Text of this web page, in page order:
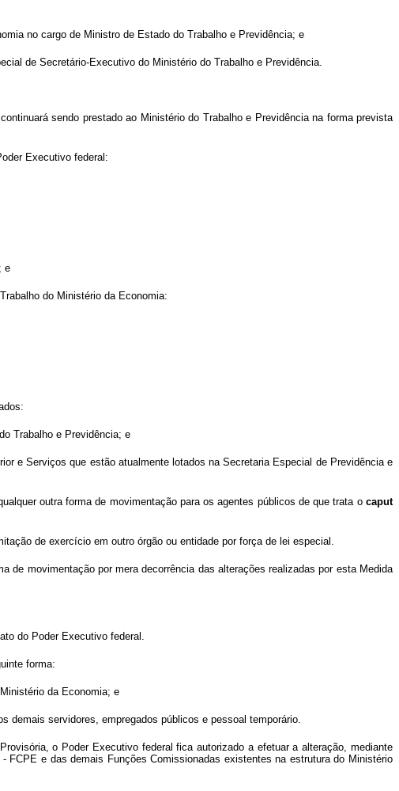
no cargo de Ministro de Estado do Trabalho e Previdência; e
de Secretário-Executivo do Ministério do Trabalho e Previdência.
sendo prestado ao Ministério do Trabalho e Previdência na forma prevista
Executivo federal:
e
do Ministério da Economia:
Trabalho e Previdência; e
e Serviços que estão atualmente lotados na Secretaria Especial de Previdência e
outra forma de movimentação para os agentes públicos de que trata o caput
de exercício em outro órgão ou entidade por força de lei especial.
de movimentação por mera decorrência das alterações realizadas por esta Medida
do Poder Executivo federal.
forma:
da Economia; e
demais servidores, empregados públicos e pessoal temporário.
o Poder Executivo federal fica autorizado a efetuar a alteração, mediante
e das demais Funções Comissionadas existentes na estrutura do Ministério